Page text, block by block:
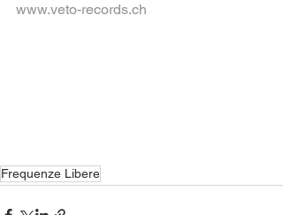
www.veto-records.ch
Frequenze Libere